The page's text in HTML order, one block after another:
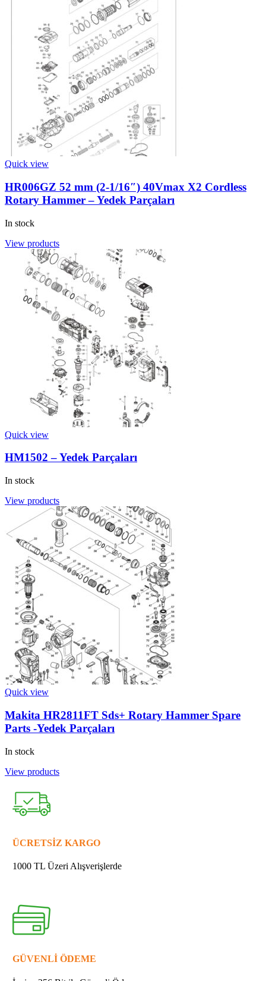
Quick view
HR006GZ 52 mm (2-1/16″) 40Vmax X2 Cordless
Rotary Hammer – Yedek Parçaları
In stock
View products
Quick view
HM1502 – Yedek Parçaları
In stock
View products
Quick view
Makita HR2811FT Sds+ Rotary Hammer Spare
Parts -Yedek Parçaları
In stock
View products
ÜCRETSİZ KARGO
1000 TL Üzeri Alışverişlerde
GÜVENLİ ÖDEME